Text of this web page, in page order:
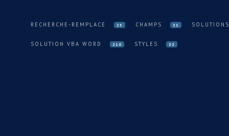
RECHERCHE-REMPLACE 25 CHAMPS 31
SOLUTION VBA WORD 210 STYLES 33